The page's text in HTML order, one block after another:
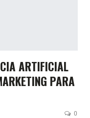
ARTIFICIAL
PARA
0